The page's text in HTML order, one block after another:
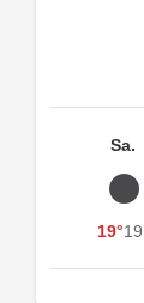
Sa.
19°